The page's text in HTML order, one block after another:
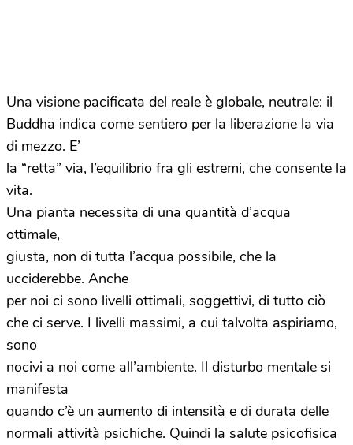
Una visione pacificata del reale è globale, neutrale: il
Buddha indica come sentiero per la liberazione la via
di mezzo. E’
la “retta” via, l’equilibrio fra gli estremi, che consente la
vita.
Una pianta necessita di una quantità d’acqua
ottimale,
giusta, non di tutta l’acqua possibile, che la
ucciderebbe. Anche
per noi ci sono livelli ottimali, soggettivi, di tutto ciò
che ci serve. I livelli massimi, a cui talvolta aspiriamo,
sono
nocivi a noi come all’ambiente. Il disturbo mentale si
manifesta
quando c’è un aumento di intensità e di durata delle
normali attività psichiche. Quindi la salute psicofisica